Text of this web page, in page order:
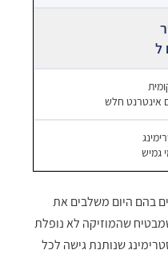
ל
אינטרנט חלש
גמיש
בהם היום משלבים את
שהמוזיקה לא נופלת
שנותנת גישה לכל